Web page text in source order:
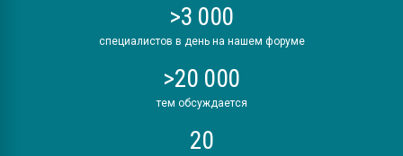
>3 000
специалистов в день на нашем форуме
>20 000
тем обсуждается
20